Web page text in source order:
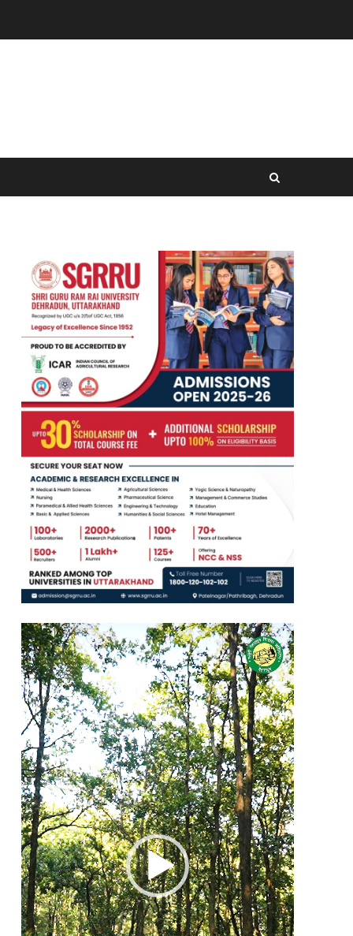
Video
Player